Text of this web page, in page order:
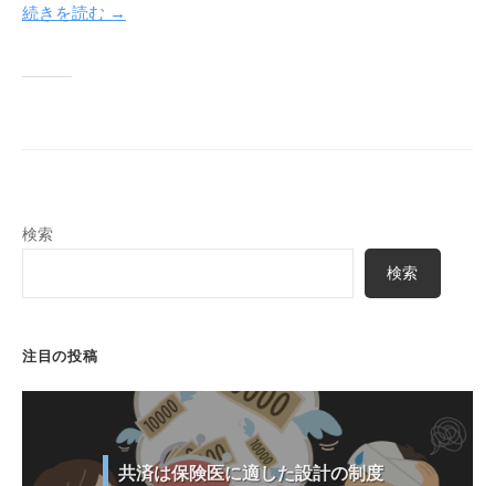
続きを読む →
検索
検索
注目の投稿
共済は保険医に適した設計の制度